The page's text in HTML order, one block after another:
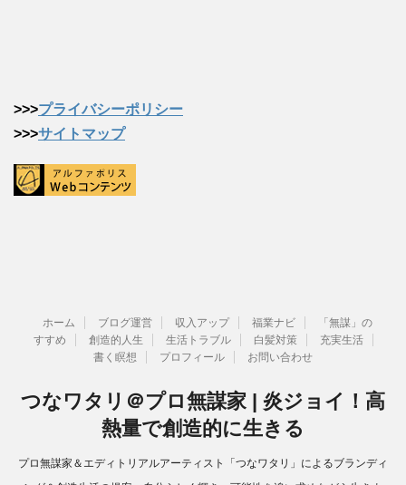
>>>プライバシーポリシー
>>>サイトマップ
ホーム ブログ運営 収入アップ 福業ナビ
「無謀」の
すすめ
創造的人生 生活トラブル 白髪対策
充実生活
書く瞑想
プロフィール お問い合わせ
つなワタリ＠プロ無謀家 | 炎ジョイ！高
熱量で創造的に生きる
プロ無謀家＆エディトリアルアーティスト「つなワタリ」によるブランディ